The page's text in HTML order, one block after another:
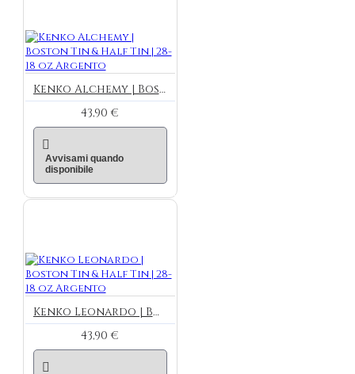
Kenko Alchemy | Boston Tin & Half Tin | 28-18 oz Argento
43,90 €
Avvisami quando
disponibile
Kenko Leonardo | Boston Tin & Half Tin | 28-18 oz Argento
43,90 €